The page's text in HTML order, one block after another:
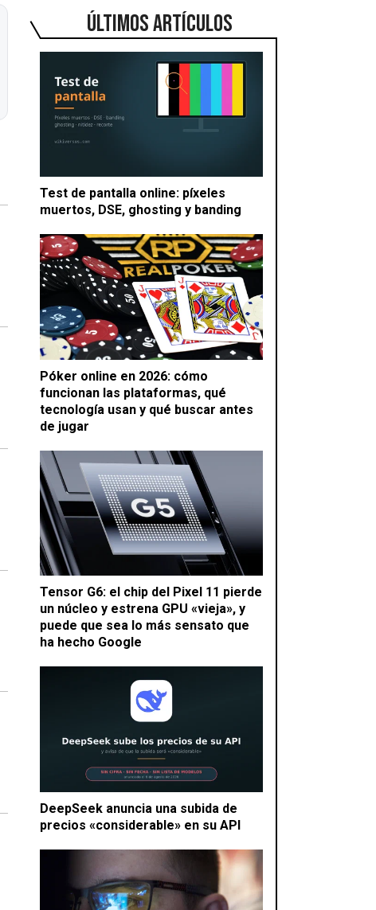
ÚLTIMOS ARTÍCULOS
Test de pantalla online: píxeles
muertos, DSE, ghosting y banding
Póker online en 2026: cómo
funcionan las plataformas, qué
tecnología usan y qué buscar antes
de jugar
Tensor G6: el chip del Pixel 11 pierde
un núcleo y estrena GPU «vieja», y
puede que sea lo más sensato que
ha hecho Google
DeepSeek anuncia una subida de
precios «considerable» en su API